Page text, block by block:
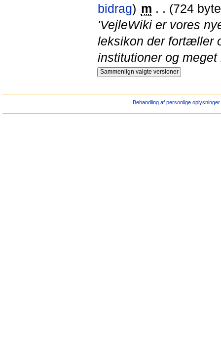
bidrag) m . . (724
'VejleWiki er vores
leksikon der fortæller
institutioner og
Behandling af personlige oplysninger